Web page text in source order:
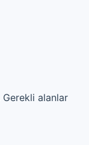
Gerekli alanlar